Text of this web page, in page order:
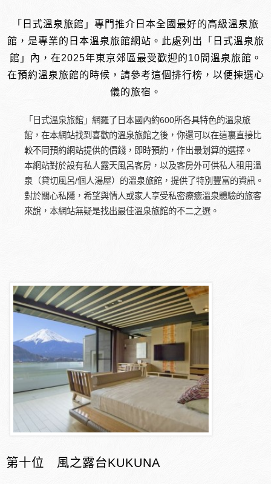
「日式溫泉旅館」專門推介日本全國最好的高級溫泉旅
館，是專業的日本溫泉旅館網站。此處列出「日式溫泉旅
館」內，在2025年東京郊區最受歡迎的10間溫泉旅館。
在預約溫泉旅館的時候，請參考這個排行榜，以便揀選心
儀的旅宿。
「日式溫泉旅館」網羅了日本國內約600所各具特色的溫泉旅
館，在本網站找到喜歡的溫泉旅館之後，你還可以在這裏直接比
較不同預約網站提供的價錢，即時預約，作出最划算的選擇。
本網站對於設有私人露天風呂客房，以及客房外可供私人租用溫
泉（貸切風呂/個人湯屋）的溫泉旅館，提供了特別豐富的資訊。
對於關心私隱，希望與情人或家人享受私密療癒溫泉體驗的旅客
來說，本網站無疑是找出最佳溫泉旅館的不二之選。
第十位 風之露台KUKUNA